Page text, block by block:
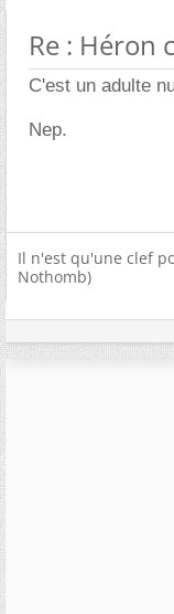
Re : Héron
C'est un adulte
Nep.
Il n'est qu'une clef
Nothomb)